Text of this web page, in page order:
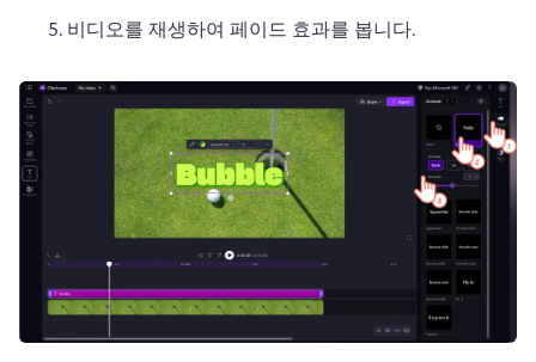
비디오를 재생하여 페이드 효과를 봅니다.